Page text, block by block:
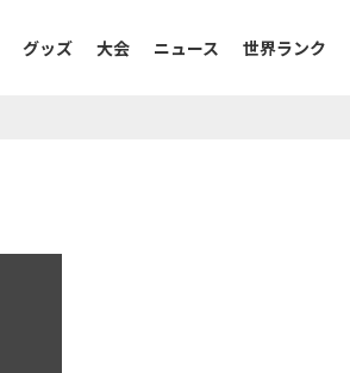
グッズ 大会 ニュース 世界ランク